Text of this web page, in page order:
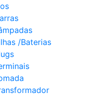
/Baterias